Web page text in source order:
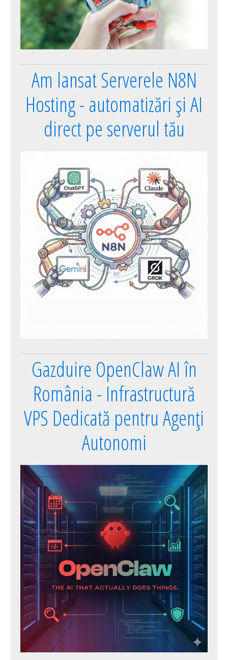
Am lansat Serverele N8N
Hosting - automatizări și AI
direct pe serverul tău
Gazduire OpenClaw AI în
România - Infrastructură
VPS Dedicată pentru Agenți
Autonomi